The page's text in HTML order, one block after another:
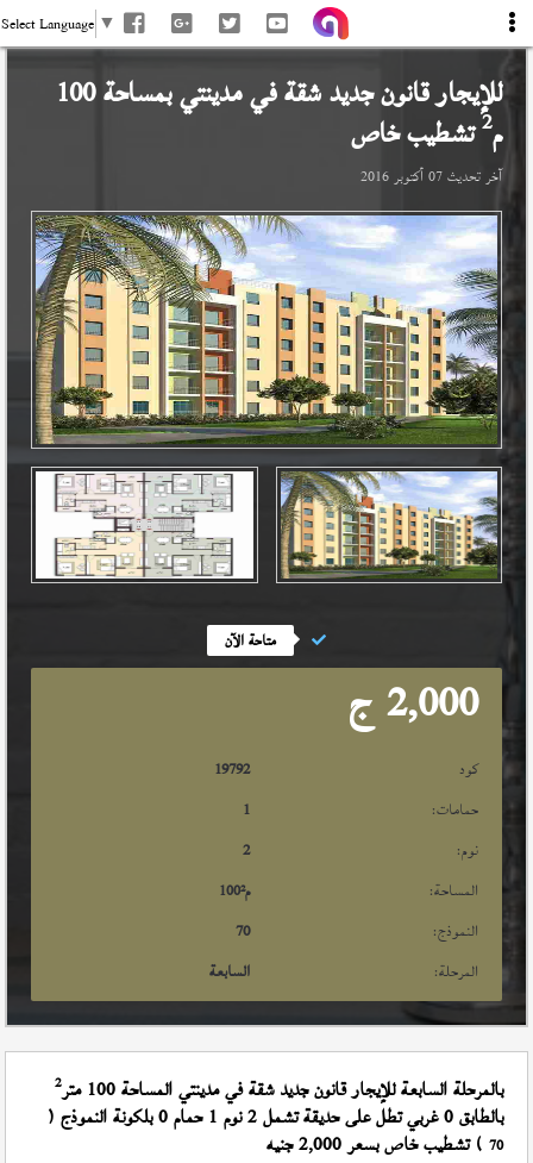
Select Language ▼
للإيجار قانون جديد شقة فيمدينتي بمساحة 100
م2تشطيب خاص
آخر تحديث07 أكتوبر 2016
متاحة الآن
2,000 ج
كود
19792
حمامات:
1
نوم:
2
المساحة:
100م²
النموذج:
70
المرحلة:
السابعة
بالمرحلة السابعة للإيجار قانون جديد شقة في مدينتي المساحة 100 متر 2
بالطابق 0 غربي تطل على حديقة تشمل 2 نوم 1 حمام 0 بلكونة النموذج (
70 ) تشطيب خاص بسعر 2,000 جنيه